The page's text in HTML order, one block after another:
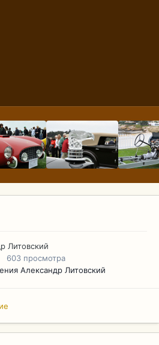
Литовский
603 просмотра
Александр Литовский